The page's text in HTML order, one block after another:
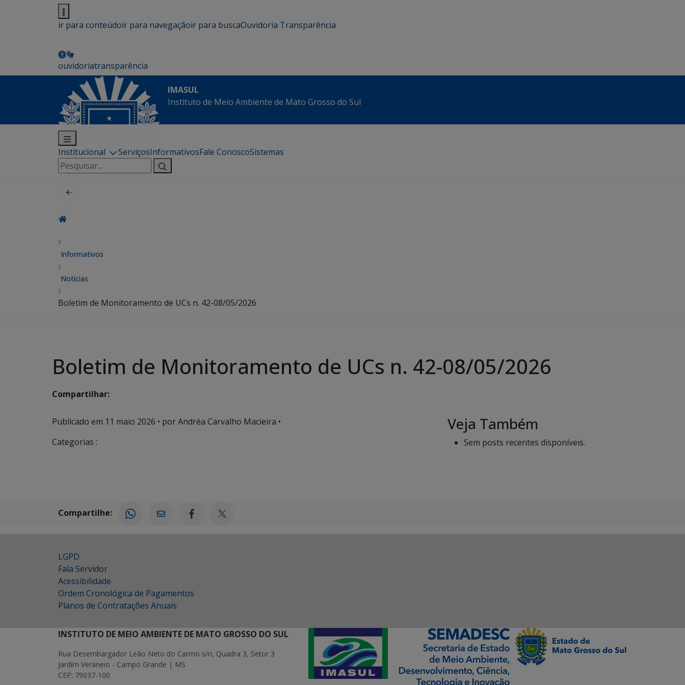
ir para conteúdoir para navegaçãoir para buscaOuvidoria Transparência
ouvidoriatransparência
IMASUL
Instituto de Meio Ambiente de Mato Grosso do Sul
Institucional ServiçosInformativosFale ConoscoSistemas
Pesquisar
por:
Informativos
Notícias
Boletim de Monitoramento de UCs n. 42-08/05/2026
Boletim de Monitoramento de UCs n. 42-08/05/2026
Compartilhar:
Publicado em 11 maio 2026 • por Andréa Carvalho Macieira •
Categorias :
Veja Também
Sem posts recentes disponíveis.
Compartilhe:
LGPD
Fala Servidor
Acessibilidade
Ordem Cronológica de Pagamentos
Planos de Contratações Anuais
INSTITUTO DE MEIO AMBIENTE DE MATO GROSSO DO SUL
Rua Desembargador Leão Neto do Carmo s/n, Quadra 3, Setor 3
Jardim Veraneio - Campo Grande | MS
CEP: 79037-100